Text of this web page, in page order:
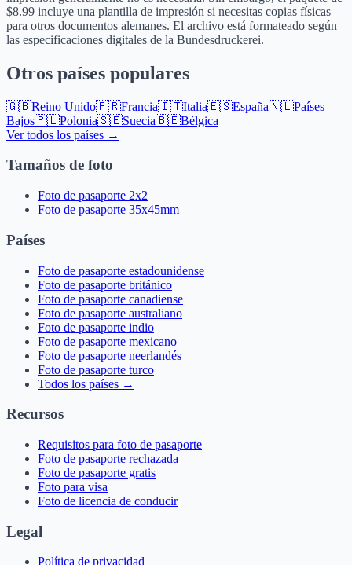
$8.99 incluye una plantilla de impresión si necesitas copias físicas
para otros documentos alemanes. El archivo está formateado según
las especificaciones digitales de la Bundesdruckerei.
Otros países populares
🇬🇧Reino Unido🇫🇷Francia🇮🇹Italia🇪🇸España🇳🇱Países
Bajos🇵🇱Polonia🇸🇪Suecia🇧🇪Bélgica
Ver todos los países →
Tamaños de foto
Foto de pasaporte 2x2
Foto de pasaporte 35x45mm
Países
Foto de pasaporte estadounidense
Foto de pasaporte británico
Foto de pasaporte canadiense
Foto de pasaporte australiano
Foto de pasaporte indio
Foto de pasaporte mexicano
Foto de pasaporte neerlandés
Foto de pasaporte turco
Todos los países →
Recursos
Requisitos para foto de pasaporte
Foto de pasaporte rechazada
Foto de pasaporte gratis
Foto para visa
Foto de licencia de conducir
Legal
Política de privacidad